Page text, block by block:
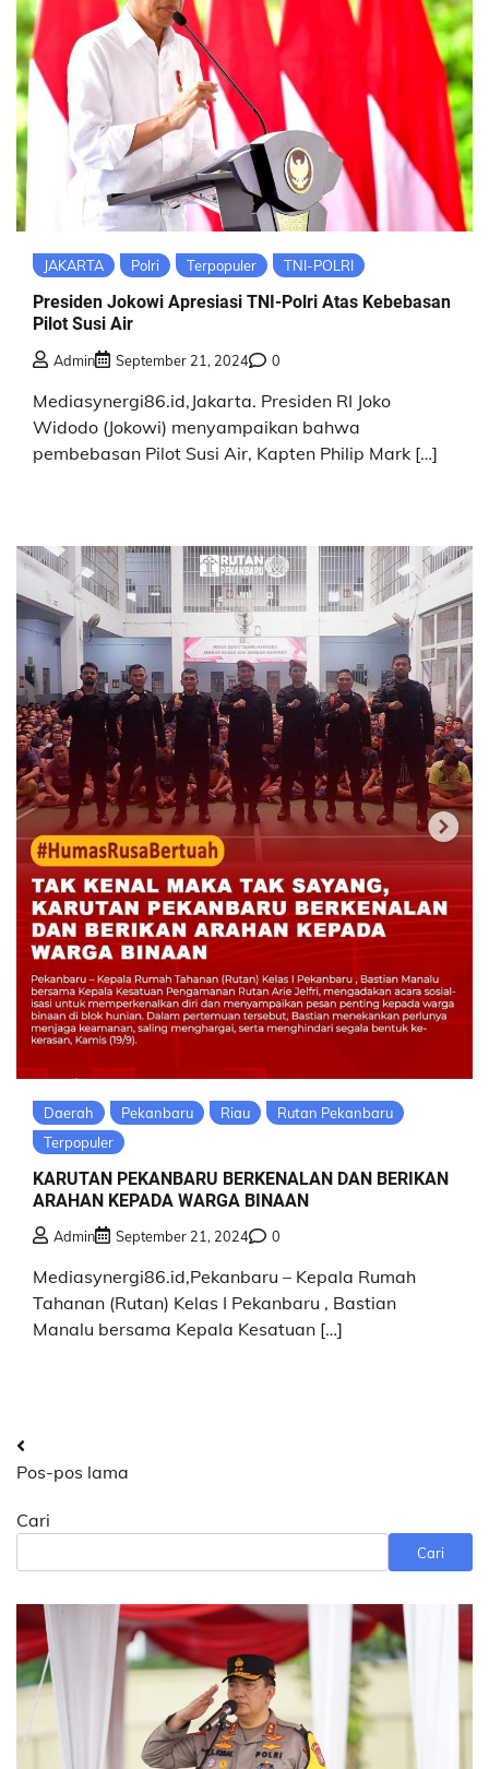
JAKARTA Polri Terpopuler TNI-POLRI
Presiden Jokowi Apresiasi TNI-Polri Atas Kebebasan
Pilot Susi Air
Admin September 21, 2024 0
Mediasynergi86.id,Jakarta. Presiden RI Joko
Widodo (Jokowi) menyampaikan bahwa
pembebasan Pilot Susi Air, Kapten Philip Mark […]
Daerah Pekanbaru Riau
Rutan Pekanbaru
Terpopuler
KARUTAN PEKANBARU BERKENALAN DAN BERIKAN
ARAHAN KEPADA WARGA BINAAN
Admin September 21, 2024 0
Mediasynergi86.id,Pekanbaru – Kepala Rumah
Tahanan (Rutan) Kelas I Pekanbaru , Bastian
Manalu bersama Kepala Kesatuan […]
Navigasi
pos
Pos-pos lama
Cari
Cari